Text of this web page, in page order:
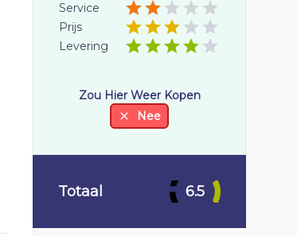
Service
Prijs
Levering
Zou Hier Weer Kopen
Nee
Totaal 6.5